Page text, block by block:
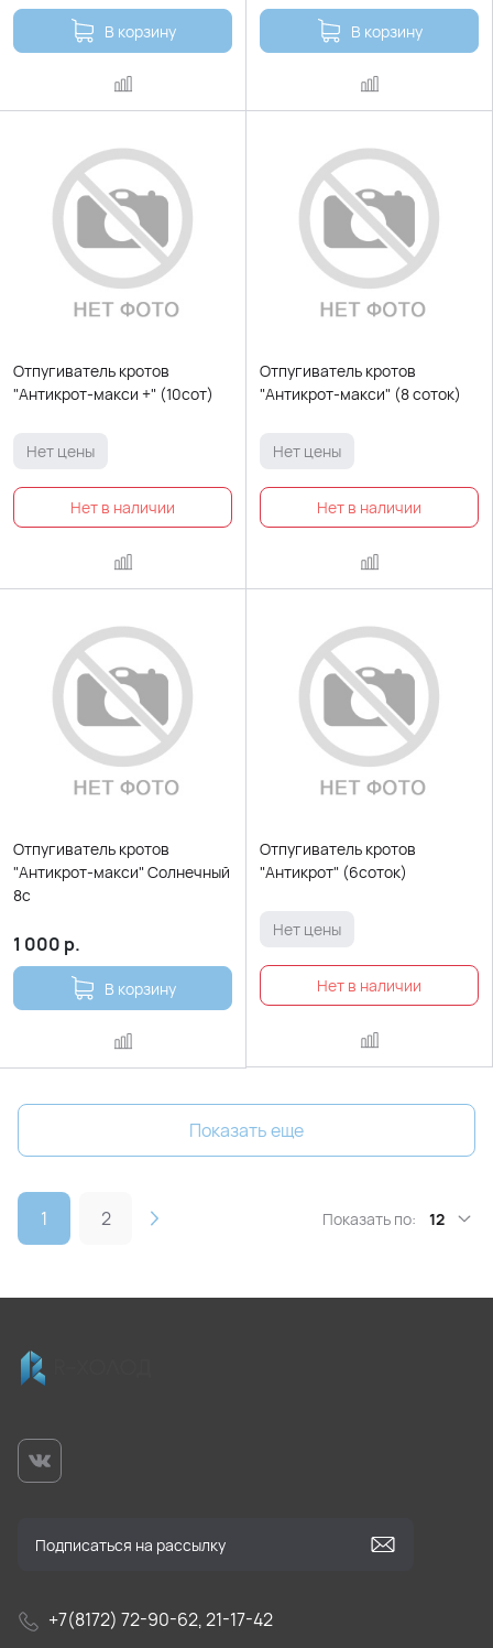
В корзину В корзину
Отпугиватель кротов
"Антикрот-макси +" (10сот)
Нет цены
Отпугиватель кротов
"Антикрот-макси" (8 соток)
Нет цены
Отпугиватель кротов
"Антикрот-макси" Солнечный
8с
1 000 р.
В корзину
Отпугиватель кротов
"Антикрот" (6соток)
Нет цены
Показать еще
1 2 Показать по: 12
+7(8172) 72-90-62, 21-17-42